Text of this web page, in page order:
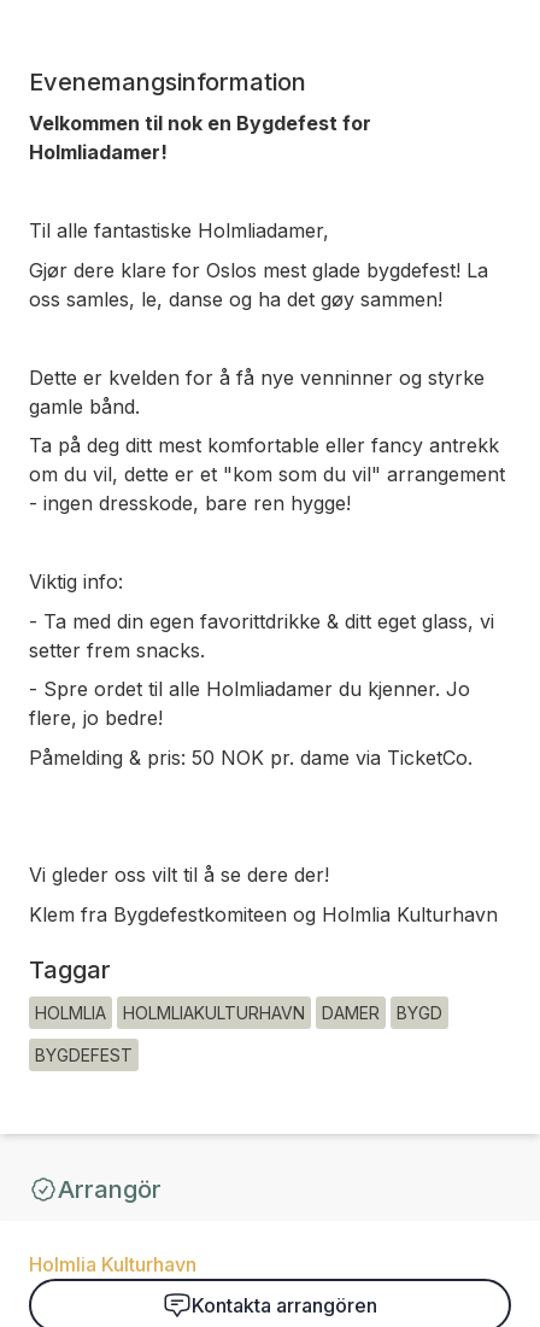
Evenemangsinformation
Velkommen til nok en Bygdefest for
Holmliadamer!
Til alle fantastiske Holmliadamer,
Gjør dere klare for Oslos mest glade bygdefest! La
oss samles, le, danse og ha det gøy sammen!
Dette er kvelden for å få nye venninner og styrke
gamle bånd.
Ta på deg ditt mest komfortable eller fancy antrekk
om du vil, dette er et "kom som du vil" arrangement
- ingen dresskode, bare ren hygge!
Viktig info:
- Ta med din egen favorittdrikke & ditt eget glass, vi
setter frem snacks.
- Spre ordet til alle Holmliadamer du kjenner. Jo
flere, jo bedre!
Påmelding & pris: 50 NOK pr. dame via TicketCo.
Vi gleder oss vilt til å se dere der!
Klem fra Bygdefestkomiteen og Holmlia Kulturhavn
Taggar
HOLMLIA HOLMLIAKULTURHAVN DAMER BYGD
BYGDEFEST
Arrangör
Holmlia Kulturhavn
Kontakta arrangören